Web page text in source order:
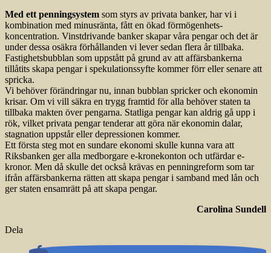
Med ett penningsystem som styrs av privata banker, har vi i
kombination med minusränta, fått en ökad förmögenhets­
koncentration. Vinstdrivande banker skapar våra pengar och det är
under dessa osäkra förhållanden vi lever sedan flera år tillbaka.
Fastighetsbubblan som uppstått på grund av att affärsbankerna
tillåtits skapa pengar i spekulationssyfte kommer förr eller senare att
spricka.
Vi behöver förändringar nu, innan bubblan spricker och ekonomin
krisar. Om vi vill säkra en trygg framtid för alla behöver staten ta
tillbaka makten över pengarna. Statliga pengar kan aldrig gå upp i
rök, vilket privata pengar tenderar att göra när ekonomin dalar,
stagnation uppstår eller depressionen kommer.
Ett första steg mot en sundare ekonomi skulle kunna vara att
Riksbanken ger alla medborgare e-kronekonton och utfärdar e-
kronor. Men då skulle det också krävas en penningreform som tar
ifrån affärsbankerna rätten att skapa pengar i samband med lån och
ger staten ensamrätt på att skapa pengar.
Carolina Sundell
Dela